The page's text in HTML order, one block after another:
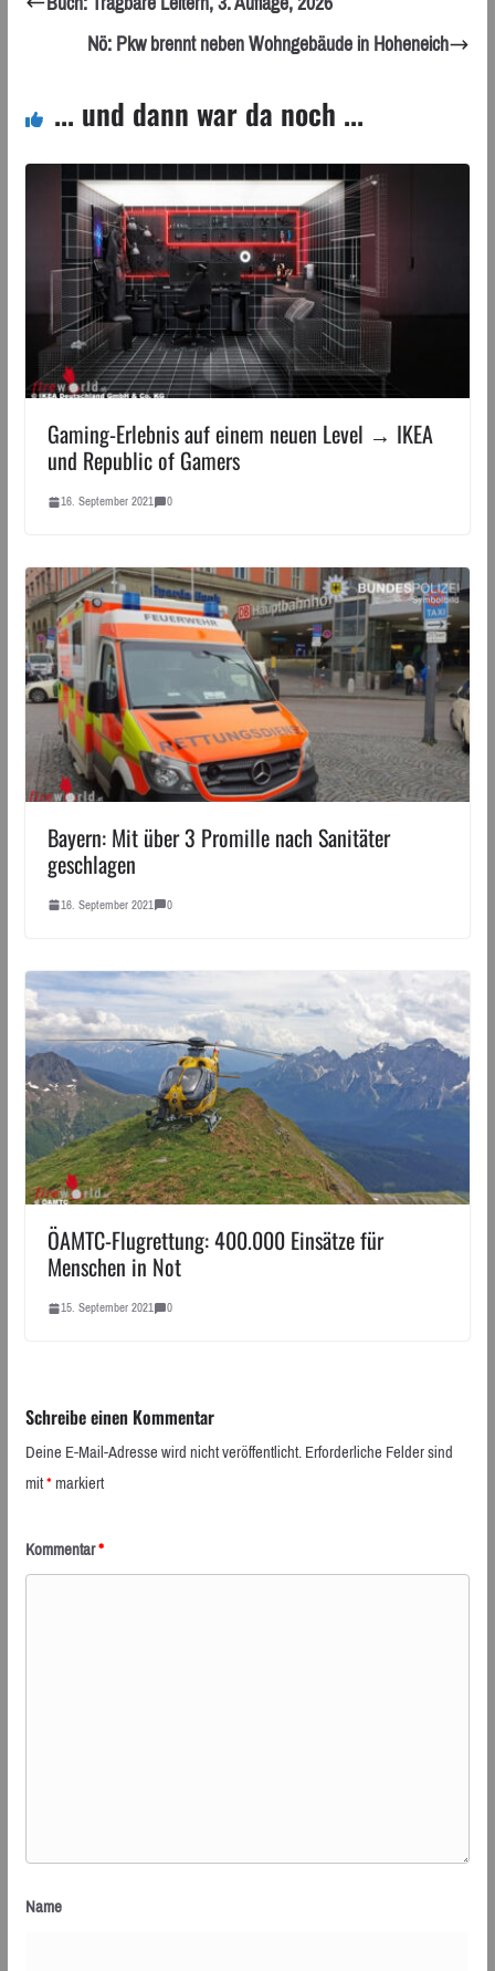
Nö: Pkw brennt neben Wohngebäude in Hoheneich
... und dann war da noch ...
Gaming-Erlebnis auf einem neuen Level → IKEA
und Republic of Gamers
16. September 2021 0
Bayern: Mit über 3 Promille nach Sanitäter
geschlagen
16. September 2021 0
ÖAMTC-Flugrettung: 400.000 Einsätze für
Menschen in Not
15. September 2021 0
Schreibe einen Kommentar
Deine E-Mail-Adresse wird nicht veröffentlicht.Erforderliche Felder sind
mit*markiert
Kommentar*
Name